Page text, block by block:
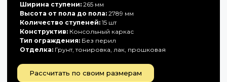
Ширина ступени: 265 мм
Высота от пола до пола: 2789 мм
Количество ступеней: 15 шт
Конструктив: Консольный каркас
Тип ограждения: Без перил
Отделка: Грунт, тонировка, лак, прошковая
Рассчитать по своим размерам